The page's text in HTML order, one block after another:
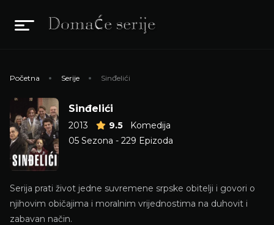
Početna Serije Sinđelići
Sinđelići
2013 9.5
Komedija
05 Sezona - 229 Epizoda
Serija prati život jedne suvremene srpske obitelji i govori o
njihovim običajima i moralnim vrijednostima na duhovit i
zabavan način.